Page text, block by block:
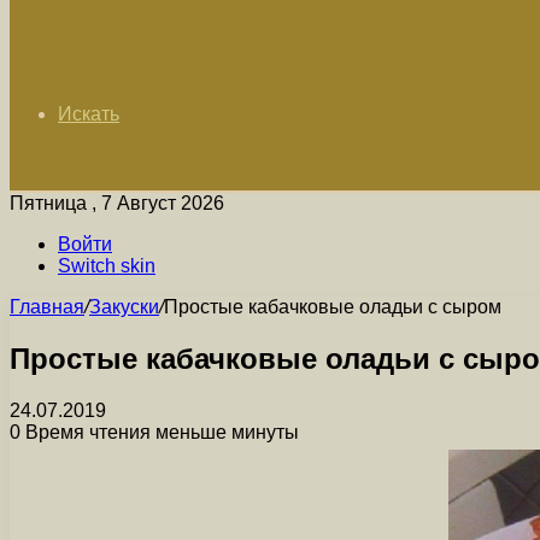
Искать
Пятница , 7 Август 2026
Войти
Switch skin
Главная/Закуски/Простые кабачковые оладьи с сыром
Простые кабачковые оладьи с
24.07.2019
0 Время чтения меньше минуты